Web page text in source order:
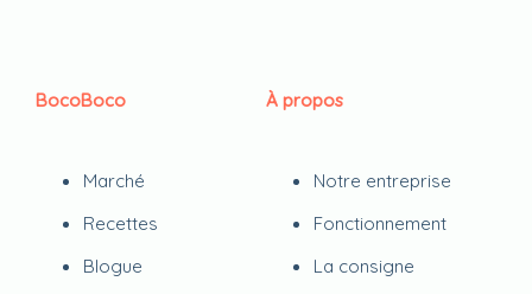
BocoBoco
Marché
Recettes
Blogue
À propos
Notre entreprise
Fonctionnement
La consigne